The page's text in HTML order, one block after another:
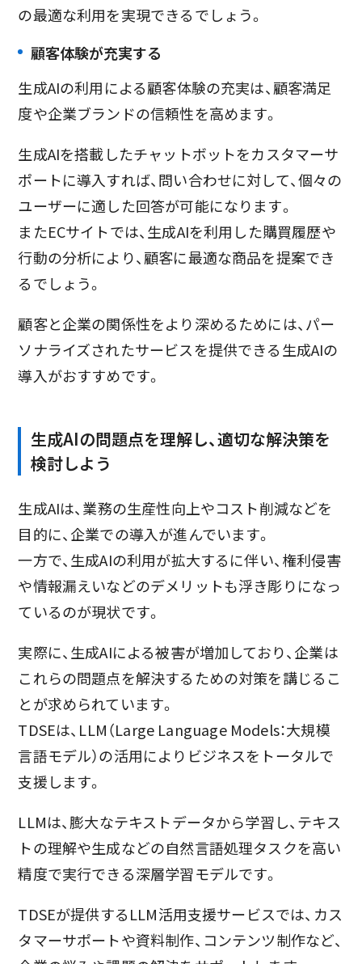
の最適な利用を実現できるでしょう。
顧客体験が充実する
生成AIの利用による顧客体験の充実は、顧客満足
度や企業ブランドの信頼性を高めます。
生成AIを搭載したチャットボットをカスタマーサ
ポートに導入すれば、問い合わせに対して、個々の
ユーザーに適した回答が可能になります。
またECサイトでは、生成AIを利用した購買履歴や
行動の分析により、顧客に最適な商品を提案でき
るでしょう。
顧客と企業の関係性をより深めるためには、パー
ソナライズされたサービスを提供できる生成AIの
導入がおすすめです。
生成AIの問題点を理解し、適切な解決策を
検討しよう
生成AIは、業務の生産性向上やコスト削減などを
目的に、企業での導入が進んでいます。
一方で、生成AIの利用が拡大するに伴い、権利侵害
や情報漏えいなどのデメリットも浮き彫りになっ
ているのが現状です。
実際に、生成AIによる被害が増加しており、企業は
これらの問題点を解決するための対策を講じるこ
とが求められています。
TDSEは、LLM（Large Language Models：大規模
言語モデル）の活用によりビジネスをトータルで
支援します。
LLMは、膨大なテキストデータから学習し、テキス
トの理解や生成などの自然言語処理タスクを高い
精度で実行できる深層学習モデルです。
TDSEが提供するLLM活用支援サービスでは、カス
タマーサポートや資料制作、コンテンツ制作など、